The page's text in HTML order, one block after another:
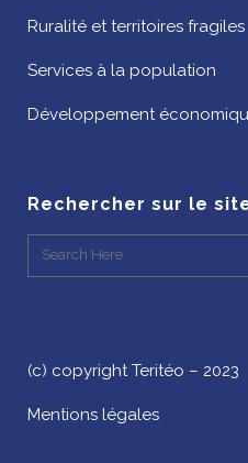
Ruralité et territoires fragiles
Services à la population
Développement
Rechercher sur le
(c) copyright Teritéo – 2023
Mentions légales